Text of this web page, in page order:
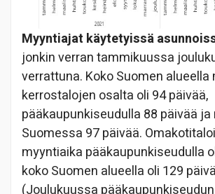
Myyntiajat käytetyissä
jonkin verran tammikuussa
verrattuna. Koko Suomen alueella
kerrostalojen osalta oli 94 päivää,
pääkaupunkiseudulla 88 päivää ja
Suomessa 97 päivää.
myyntiaika pääkaupunkiseudulla
koko Suomen alueella oli 129